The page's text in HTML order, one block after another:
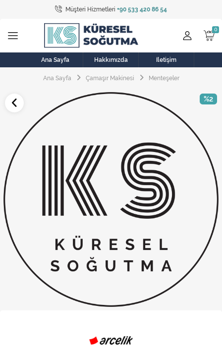
Müşteri Hizmetleri +90 533 420 86 54
Tüm Kategoriler
Bulaşık Makinesi
Buzdolabı
Çamaşır Kurutma Makinesi
Elektrikli Aksamlar
Elektrikli Süpürge
Fan
Fırın, Ocak ve Aspiratör
Klima
Kombi
Musluk
Ana Sayfa Hakkımızda İletişim
Ana Sayfa Çamaşır Makinesi Menteşeler
%2